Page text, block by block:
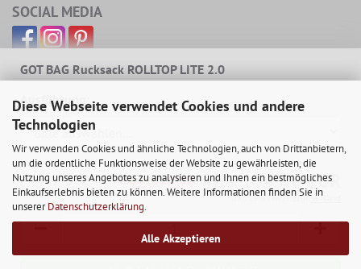
Diese Webseite verwendet Cookies und andere
Technologien
Wir verwenden Cookies und ähnliche Technologien, auch von Drittanbietern,
um die ordentliche Funktionsweise der Website zu gewährleisten, die
Nutzung unseres Angebotes zu analysieren und Ihnen ein bestmögliches
Einkaufserlebnis bieten zu können. Weitere Informationen finden Sie in
unsererDatenschutzerklärung.
Alle Akzeptieren
GOT BAG Rucksack ROLLTOP LITE 2.0
Ausführung:
149,00 EUR Nur 134,00 EUR
inkl. 19% MwSt. zzgl.Versand
SOCIAL MEDIA